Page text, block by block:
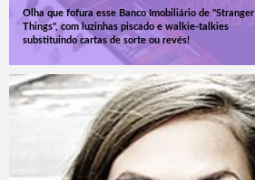
Olha que fofura esse Banco Imobiliário de "Stranger
Things", com luzinhas piscado e walkie-talkies
substituindo cartas de sorte ou revés!